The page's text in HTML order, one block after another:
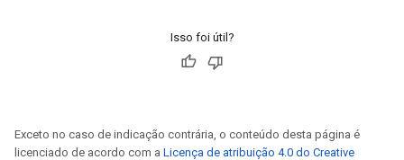
Isso foi útil?
Exceto no caso de indicação contrária, o conteúdo desta página é
licenciado de acordo com a Licença de atribuição 4.0 do Creative